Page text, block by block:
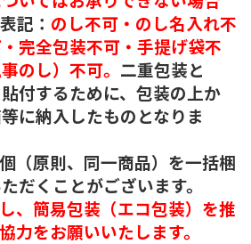
表記： のし不可・のし名入れ不
完全包装不可・手提げ袋不
のし）不可。 二重包装と
付するために、包装の上か
に納入したものとなりま
（原則、同一商品）を一括梱
だくことがございます。
、簡易包装（エコ包装）を推
力をお願いいたします。